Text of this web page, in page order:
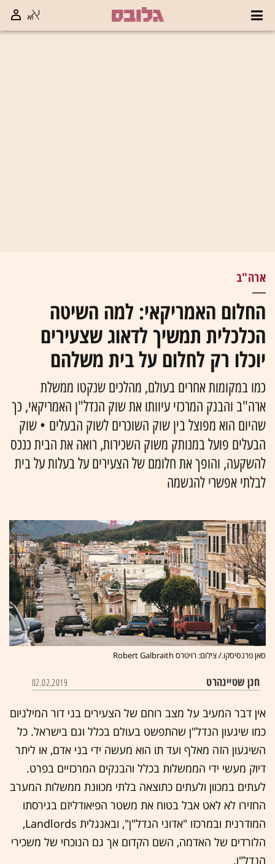
ארה"ב
החלום האמריקאי: למה השיטה
הכלכלית תמשיך לדאוג שצעירים
יוכלו רק לחלום על בית משלהם
כמו במקומות אחרים בעולם, מהלכים שנקטו ממשלת
ארה"ב והבנק המרכזי עיוותו את שוק הנדל"ן האמריקאי, כך
שהיום הוא מפוצל בין שוק השוכרים לשוק הבעלים • שוק
הבעלים פועל במנותק משוק השכירות, רואה את הבית כנכס
להשקעה, והופך את חלומם של הצעירים על בעלות על בית
לבלתי אפשרי להגשמה
סאן פרנסיסקו./ צילום: רויטרס Robert Galbraith
חנן שטיינהרט 02.02.2019
אין דבר המעיב על מצב רוחם של הצעירים בני דור המילניום
כמו שיגעון הנדל"ן שהתפשט בעולם בכלל וגם בישראל. כל
השיגעון הזה מאלף ועד תו הוא מעשה ידי בני אדם, או ליתר
דיוק מעשי ידי הממשלות בכלל והבנקים המרכזיים בפרט.
לעתים במכוון ולעתים כתוצאה בלתי מכוונת ממשלות המערב
החזירו לא לאט אבל בטוח את משטר הפיאודליזם בגירסתו
המודרנית ובמרכזו "אדוני הנדל"ן", ובאנגלית Landlords,
הלורדים של האדמה, השם הקדום אך גם הנוכחי של משכירי
הנדל"ן.